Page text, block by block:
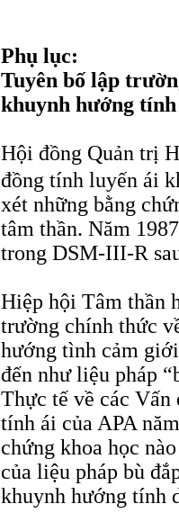
Phụ lục:
Tuyên bố lập
khuynh hướng tính
Hội đồng Quản trị
đồng tính luyến ái
xét những bằng
tâm thần. Năm
trong DSM-III-R
Hiệp hội Tâm thần
trường chính thức
hướng tình cảm
đến như liệu pháp
Thực tế về các
tính ái của APA
chứng khoa học
của liệu pháp bù
khuynh hướng tính